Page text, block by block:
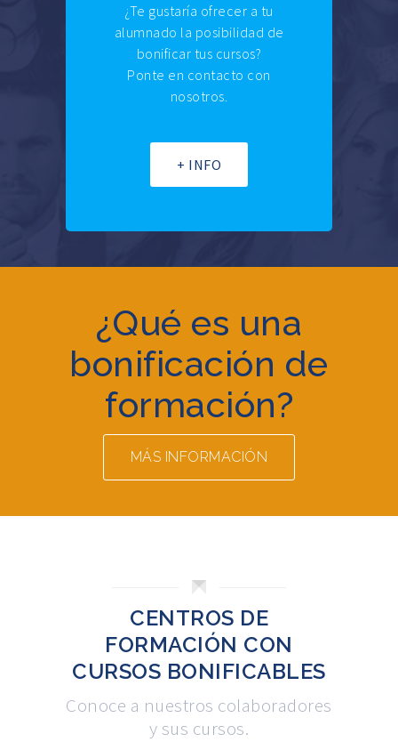
¿Te gustaría ofrecer a tu
alumnado la posibilidad de
bonificar tus cursos?
Ponte en contacto con
nosotros.
+ INFO
¿Qué es una
bonificación de
formación?
MÁS INFORMACIÓN
CENTROS DE
FORMACIÓN CON
CURSOS BONIFICABLES
Conoce a nuestros colaboradores
y sus cursos.